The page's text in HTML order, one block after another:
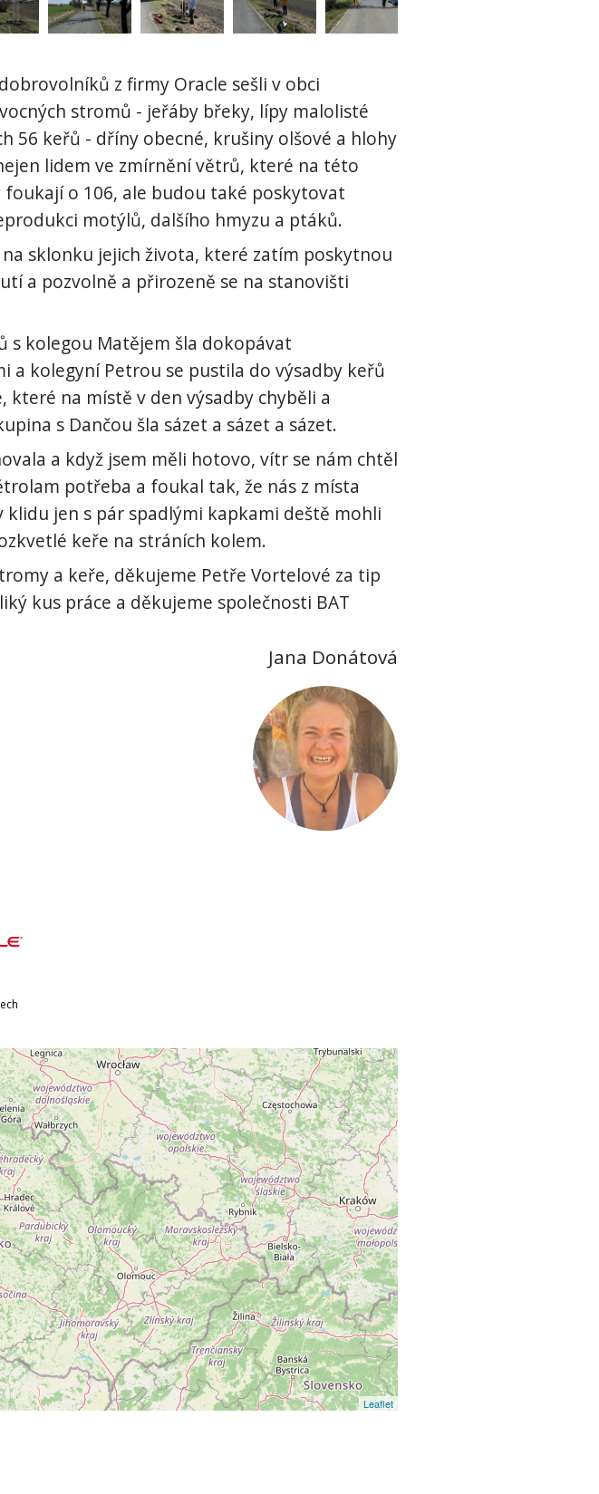
z firmy Oracle sešli v obci
stromů - jeřáby břeky, lípy malolisté
56 keřů - dříny obecné, krušiny olšové a hlohy
lidem ve zmírnění větrů, které na této
o 106, ale budou také poskytovat
motýlů, dalšího hmyzu a ptáků.
sklonku jejich života, které zatím poskytnou
a pozvolně a přirozeně se na stanovišti
s kolegou Matějem šla dokopávat
a kolegyní Petrou se pustila do výsadby keřů
na místě v den výsadby chyběli a
s Dančou šla sázet a sázet a sázet.
a když jsem měli hotovo, vítr se nám chtěl
potřeba a foukal tak, že nás z místa
klidu jen s pár spadlými kapkami deště mohli
keře na stráních kolem.
a keře, děkujeme Petře Vortelové za tip
kus práce a děkujeme společnosti BAT
Jana Donátová
Leaflet